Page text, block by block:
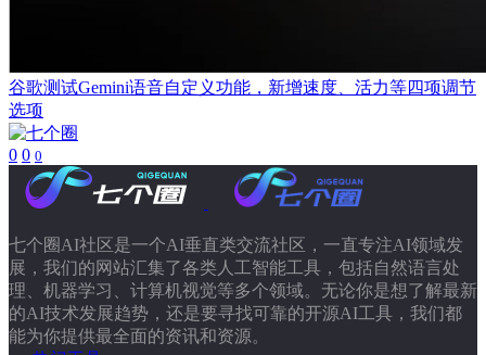
谷歌测试Gemini语音自定义功能，新增速度、活力等四项调节
选项
0 0 0
七个圈AI社区是一个AI垂直类交流社区，一直专注AI领域发
展，我们的网站汇集了各类人工智能工具，包括自然语言处
理、机器学习、计算机视觉等多个领域。无论你是想了解最新
的AI技术发展趋势，还是要寻找可靠的开源AI工具，我们都
能为你提供最全面的资讯和资源。